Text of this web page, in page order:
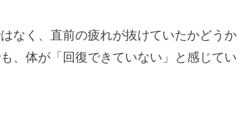
なく、直前の疲れが抜けていたかどうか
、体が「回復できていない」と感じてい